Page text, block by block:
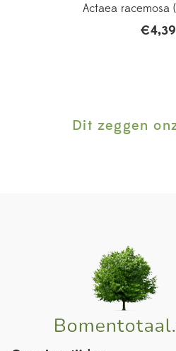
Actaea racemosa
€4,39
Dit zeggen